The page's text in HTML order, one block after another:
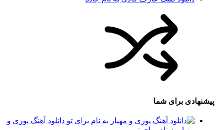
پیشنهادی برای شما
دانلود آهنگ پوری و